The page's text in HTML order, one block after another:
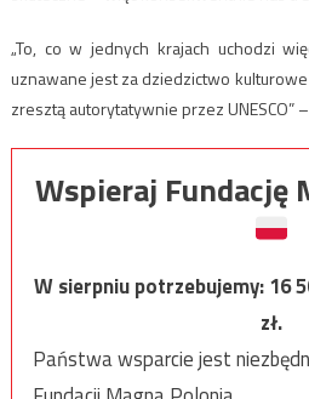
„To, co w jednych krajach uchodzi
uznawane jest za dziedzictwo
zresztą autorytatywnie przez UNESCO”
Wspieraj Fundację
W sierpniu potrzebujemy:16
zł.
Państwa wsparcie jest